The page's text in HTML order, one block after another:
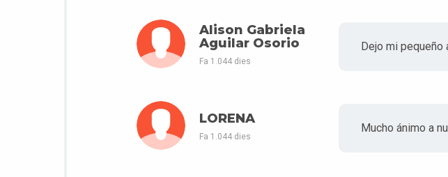
Alison Gabriela
Aguilar Osorio
Fa 1.044 dies
Dejo mi pequeño
LORENA
Fa 1.044 dies
Mucho ánimo a